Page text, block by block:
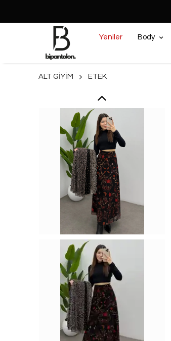
Yeniler Body
ALT GİYİM ETEK